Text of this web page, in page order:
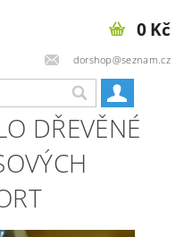
dorshop@seznam.cz
0 Kč
DŘEVĚNÉ